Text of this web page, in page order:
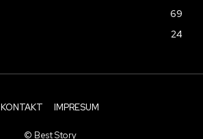
69
24
KONTAKT IMPRESUM
© Best Story